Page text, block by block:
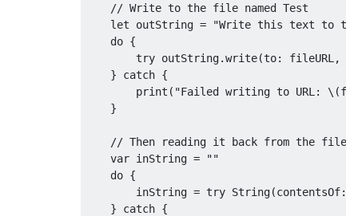
let outString =
"Write this text to
do {
try outString.write(to: fileURL ,
}
catch {
        print
( "Failed writing to URL:
}
var inString =
""
do {
        inString
= try String(contentsOf:
}
catch {